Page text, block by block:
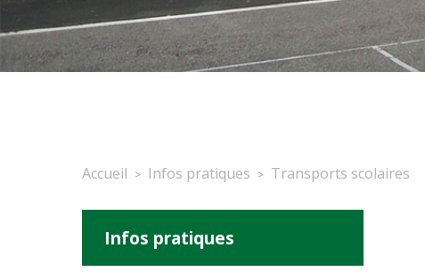
Accueil > Infos pratiques > Transports scolaires
Infos pratiques